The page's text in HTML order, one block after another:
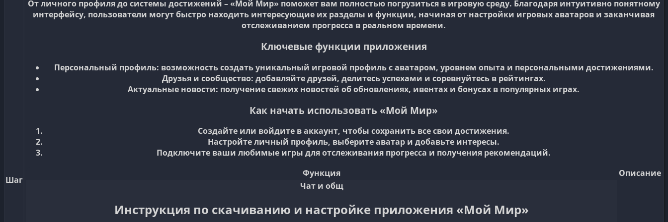
Шаг
От личного профиля до системы достижений – «Мой Мир» поможет вам полностью погрузиться в игровую среду. Благодаря интуитивно понятному
интерфейсу, пользователи могут быстро находить интересующие их разделы и функции, начиная от настройки игровых аватаров и заканчивая
отслеживанием прогресса в реальном времени.
Ключевые функции приложения
Персональный профиль: возможность создать уникальный игровой профиль с аватаром, уровнем опыта и персональными достижениями.
Друзья и сообщество: добавляйте друзей, делитесь успехами и соревнуйтесь в рейтингах.
Актуальные новости: получение свежих новостей об обновлениях, ивентах и бонусах в популярных играх.
Как начать использовать «Мой Мир»
Создайте или войдите в аккаунт, чтобы сохранить все свои достижения.
Настройте личный профиль, выберите аватар и добавьте интересы.
Подключите ваши любимые игры для отслеживания прогресса и получения рекомендаций.
Функция
Описание
Чат и общ
Инструкция по скачиванию и настройке приложения «Мой Мир»